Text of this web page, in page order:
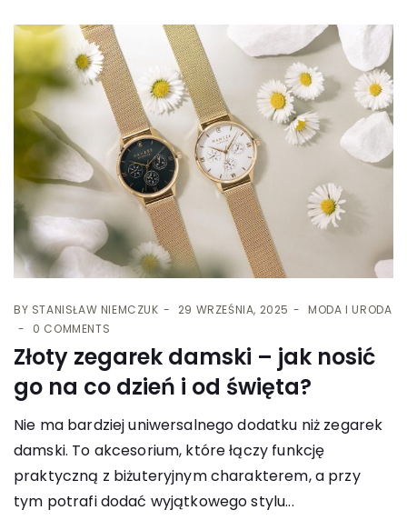
BY STANISŁAW NIEMCZUK 29 WRZEŚNIA, 2025
MODA I URODA
0 COMMENTS
Złoty zegarek damski – jak nosić
go na co dzień i od święta?
Nie ma bardziej uniwersalnego dodatku niż zegarek
damski. To akcesorium, które łączy funkcję
praktyczną z biżuteryjnym charakterem, a przy
tym potrafi dodać wyjątkowego stylu...